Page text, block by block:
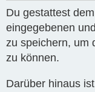
Du gestattest
eingegebenen
zu speichern, um
zu können.
Darüber hinaus